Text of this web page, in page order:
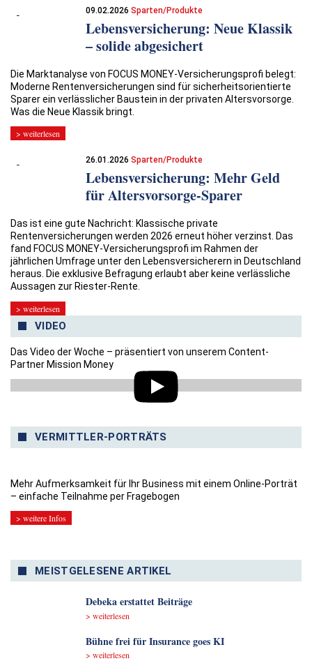
09.02.2026Sparten/Produkte
Lebensversicherung: Neue Klassik
– solide abgesichert
Die Marktanalyse von FOCUS MONEY-Versicherungsprofi belegt:
Moderne Rentenversicherungen sind für sicherheitsorientierte
Sparer ein verlässlicher Baustein in der privaten Altersvorsorge.
Was die Neue Klassik bringt.
> weiterlesen
26.01.2026Sparten/Produkte
Lebensversicherung: Mehr Geld
für Altersvorsorge-Sparer
Das ist eine gute Nachricht: Klassische private
Rentenversicherungen werden 2026 erneut höher verzinst. Das
fand FOCUS MONEY-Versicherungsprofi im Rahmen der
jährlichen Umfrage unter den Lebensversicherern in Deutschland
heraus. Die exklusive Befragung erlaubt aber keine verlässliche
Aussagen zur Riester-Rente.
> weiterlesen
VIDEO
Das Video der Woche – präsentiert von unserem Content-
Partner Mission Money
VERMITTLER-PORTRÄTS
Mehr Aufmerksamkeit für Ihr Business mit einem Online-Porträt
– einfache Teilnahme per Fragebogen
> weitere Infos
MEISTGELESENE ARTIKEL
Debeka erstattet Beiträge
> weiterlesen
Bühne frei für Insurance goes KI
> weiterlesen